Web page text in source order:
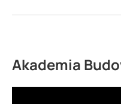
Akademia